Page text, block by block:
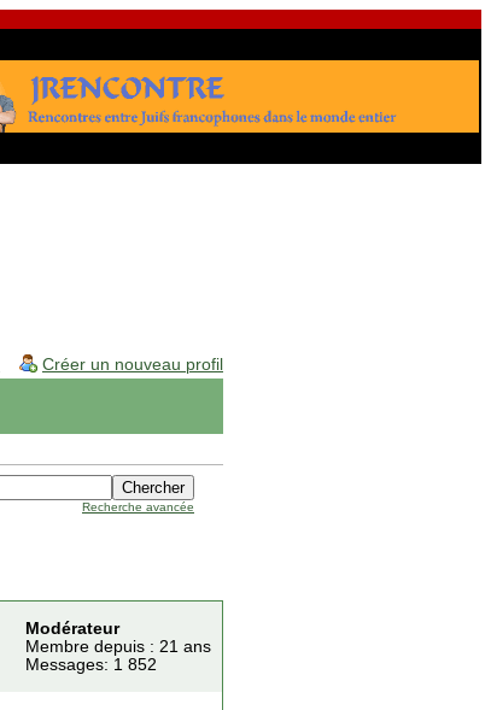
Créer un nouveau profil
Recherche avancée
Modérateur
Membre depuis : 21 ans
Messages: 1 852